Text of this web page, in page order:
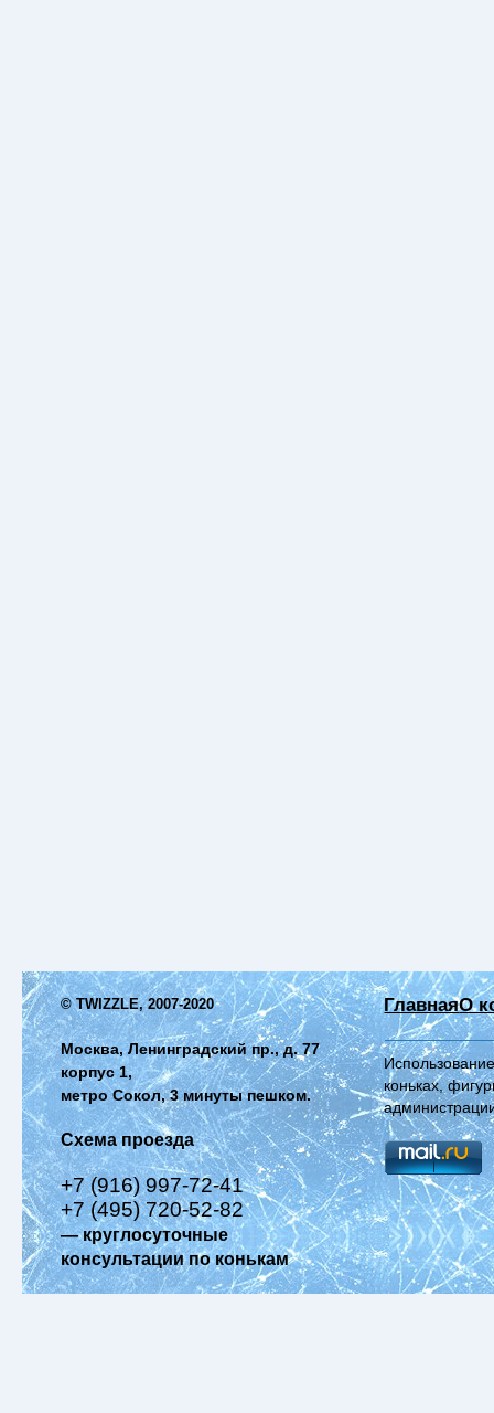
© TWIZZLE, 2007-2020
Москва, Ленинградский пр., д. 77
корпус 1,
метро Сокол, 3 минуты пешком.
Схема проезда
+7 (916) 997-72-41
+7 (495) 720-52-82
— круглосуточные
консультации по конькам
ГлавнаяО
коньках,